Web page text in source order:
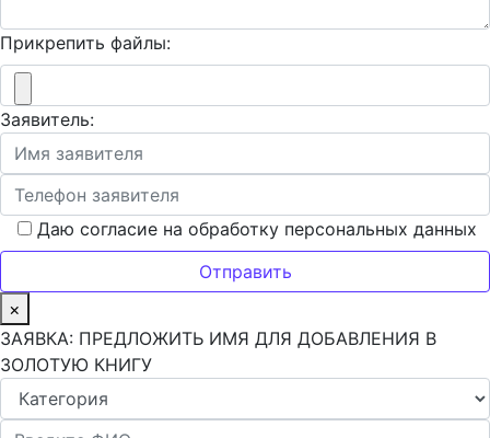
Прикрепить файлы:
Заявитель:
Даю согласие на обработку персональных данных
×
ЗАЯВКА: ПРЕДЛОЖИТЬ ИМЯ ДЛЯ ДОБАВЛЕНИЯ В
ЗОЛОТУЮ КНИГУ